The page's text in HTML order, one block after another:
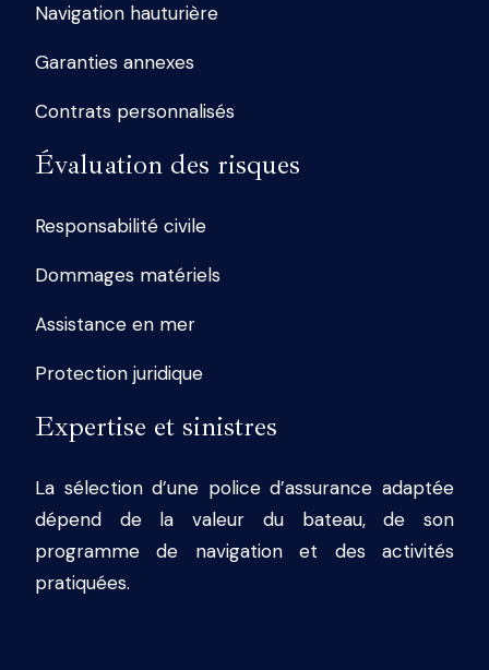
Navigation hauturière
Garanties annexes
Contrats personnalisés
Évaluation des risques
Responsabilité civile
Dommages matériels
Assistance en mer
Protection juridique
Expertise et sinistres
La sélection d’une police d’assurance adaptée
dépend de la valeur du bateau, de son
programme de navigation et des activités
pratiquées.